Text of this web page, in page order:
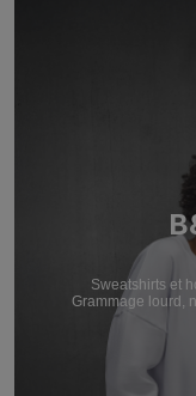
Sweatshirts et
Grammage lourd,